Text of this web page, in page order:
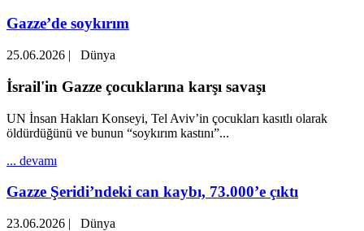
Gazze’de soykırım
25.06.2026 | Dünya
İsrail'in Gazze çocuklarına karşı savaşı
UN İnsan Hakları Konseyi, Tel Aviv’in çocukları kasıtlı olarak
öldürdüğünü ve bunun “soykırım kastını”...
... devamı
Gazze Şeridi’ndeki can kaybı, 73.000’e çıktı
23.06.2026 |
Dünya